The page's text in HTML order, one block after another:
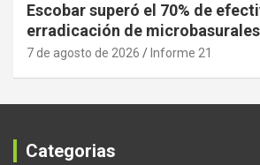
Escobar superó el 70% de
erradicación de microbasurales
7 de agosto de 2026 Informe 21
Categorias